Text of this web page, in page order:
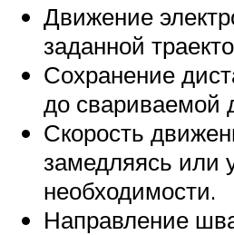
Движение
заданной
Сохранение
до свариваемой
Скорость
замедляясь или
необходимости.
Направление